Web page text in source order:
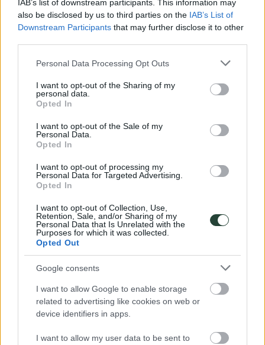
IAB’s list of downstream participants. This information may
also be disclosed by us to third parties on the IAB’s List of
Downstream Participants that may further disclose it to other
Please note that this website/app uses one or more Google
not limited to your visit or usage behaviour. You may click to
grant or deny consent to Google and its third-party tags to
use your data for below specified purposes in below Google
consent section.
Personal Data Processing Opt Outs
I want to opt-out of the Sharing of my
personal data.
Opted In
I want to opt-out of the Sale of my
Personal Data.
Opted In
I want to opt-out of processing my
Personal Data for Targeted Advertising.
Opted In
I want to opt-out of Collection, Use,
Retention, Sale, and/or Sharing of my
Personal Data that Is Unrelated with the
Purposes for which it was collected.
Opted Out
Google consents
I want to allow Google to enable storage
related to advertising like cookies on web or
device identifiers in apps.
I want to allow my user data to be sent to
¿Por qué viajar con nosotros?
Preguntas frecuentes
Opiniones de viajeros
Ser coordinador
© 2026 Viajes de Aventura en Grupo - 3000KM ·
Aviso Legal
NIF: B44506079|